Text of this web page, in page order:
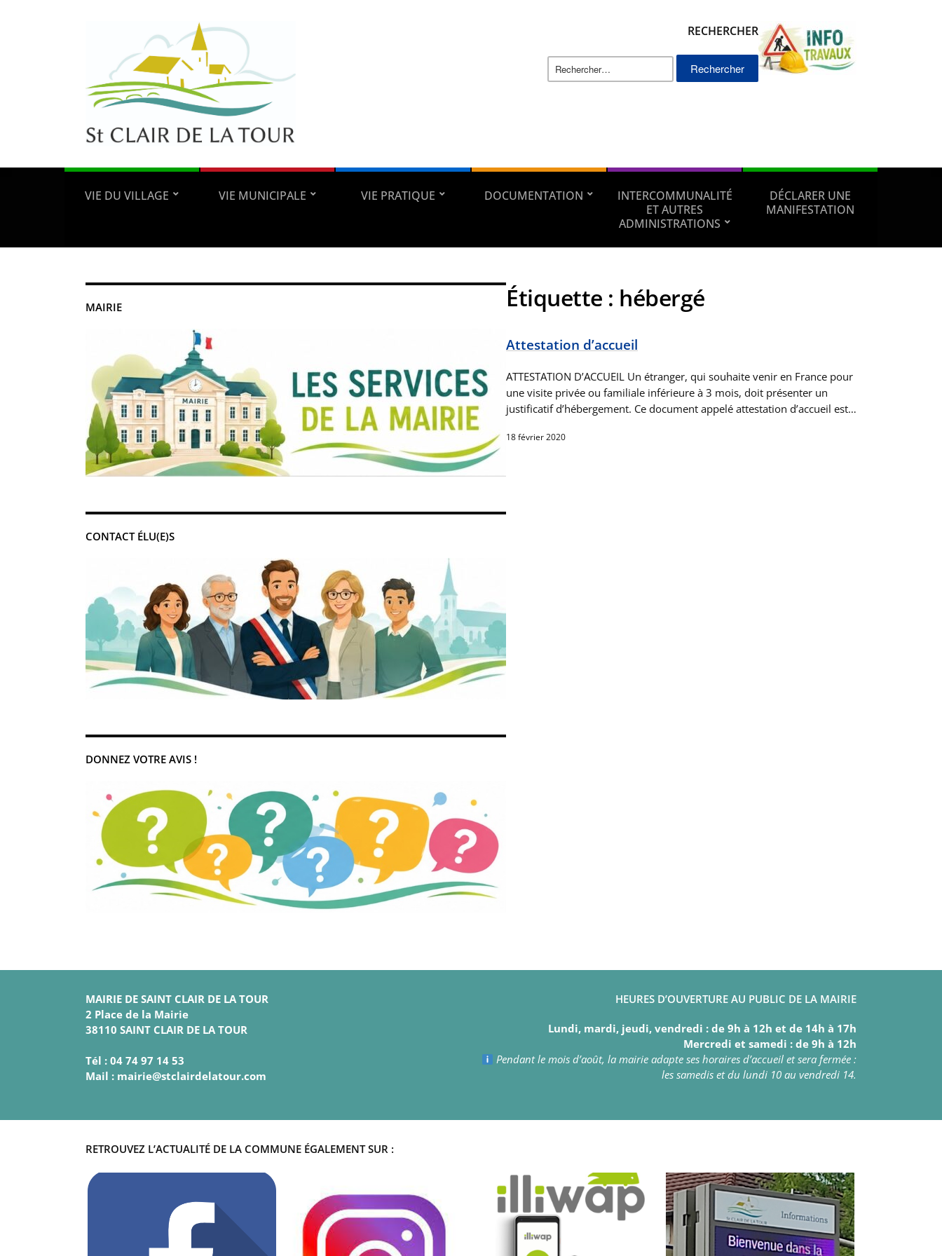
RECHERCHER
Rechercher :
VIE DU VILLAGE VIE MUNICIPALE VIE PRATIQUE DOCUMENTATION
INTERCOMMUNALITÉ
ET AUTRES
ADMINISTRATIONS
DÉCLARER UNE
MANIFESTATION
MAIRIE
CONTACT ÉLU(E)S
DONNEZ VOTRE AVIS !
Étiquette : hébergé
Attestation d’accueil
ATTESTATION D’ACCUEIL Un étranger, qui souhaite venir en France pour
une visite privée ou familiale inférieure à 3 mois, doit présenter un
justificatif d’hébergement. Ce document appelé attestation d’accueil est…
18 février 2020
MAIRIE DE SAINT CLAIR DE LA TOUR
2 Place de la Mairie
38110 SAINT CLAIR DE LA TOUR
Tél : 04 74 97 14 53
Mail : mairie@stclairdelatour.com
HEURES D’OUVERTURE AU PUBLIC DE LA MAIRIE
Lundi, mardi, jeudi, vendredi : de 9h à 12h et de 14h à 17h
Mercredi et samedi : de 9h à 12h
Pendant le mois d’août, la mairie adapte ses horaires d’accueil et sera fermée :
les samedis et du lundi 10 au vendredi 14.
RETROUVEZ L’ACTUALITÉ DE LA COMMUNE ÉGALEMENT SUR :